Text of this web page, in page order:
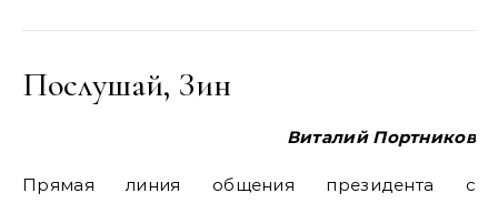
Послушай, Зин
Виталий Портников
Прямая линия общения президента с